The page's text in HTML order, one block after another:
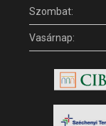
Szombat:
Vasárnap: